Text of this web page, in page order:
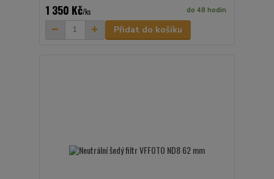
1 350 Kč/ks do 48 hodin
Přidat do košíku